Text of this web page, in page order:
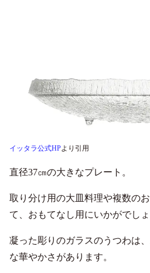
イッタラ公式HPより引用
直径37㎝の大きなプレート。
取り分け用の大皿料理や複数の
て、おもてなし用にいかがでしょ
凝った彫りのガラスのうつわは
な華やかさがあります。